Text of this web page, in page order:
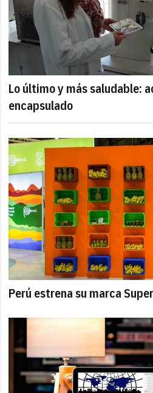
Lo último y más saludable:
encapsulado
Perú estrena su marca